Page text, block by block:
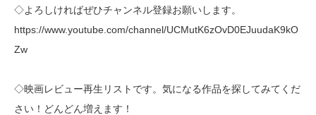
◇よろしければぜひチャンネル登録お願いします。
https://www.youtube.com/channel/UCMutK6zOvD0EJuudaK9kO
Zw
◇映画レビュー再生リストです。気になる作品を探してみてくだ
さい！どんどん増えます！